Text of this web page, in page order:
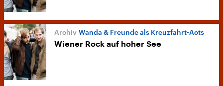
Wanda & Freunde als Kreuzfahrt-Acts
Wiener Rock auf hoher See